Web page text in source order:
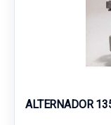
ALTERNADOR